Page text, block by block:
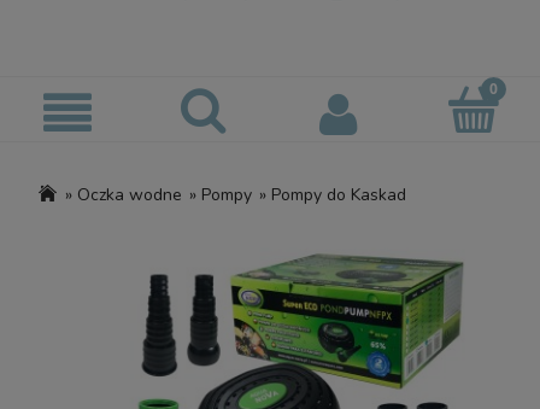
» Oczka wodne » Pompy » Pompy do Kaskad